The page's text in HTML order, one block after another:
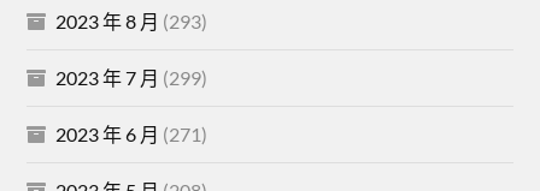
2023 年 8 月 (293)
2023 年 7 月 (299)
2023 年 6 月 (271)